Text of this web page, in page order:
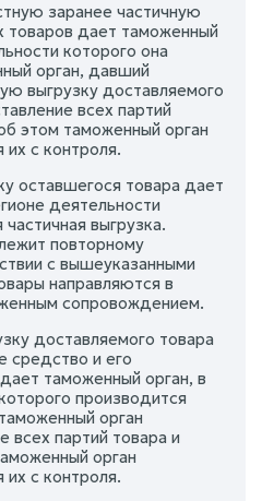
заранее частичную
товаров дает таможенный
которого она
орган, давший
выгрузку доставляемого
всех партий
этом таможенный орган
их с контроля.
оставшегося товара дает
деятельности
выгрузка.
повторному
с вышеуказанными
направляются в
сопровождением.
доставляемого товара
средство и его
таможенный орган, в
производится
орган
всех партий товара и
орган
их с контроля.